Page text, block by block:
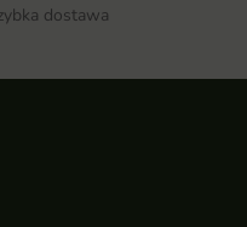
dostawa